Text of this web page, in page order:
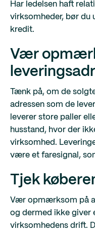
Har ledelsen haft
virksomheder, bør du
kredit.
Vær
Tænk på, om de
adressen som de
leverer store paller
husstand, hvor der
virksomhed.
være et faresignal,
Tjek
Vær opmærksom på
og dermed ikke giver
virksomhedens drift.